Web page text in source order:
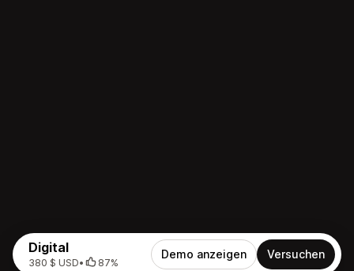
Digital
380 $ USD• 87%
Demo anzeigen Versuchen